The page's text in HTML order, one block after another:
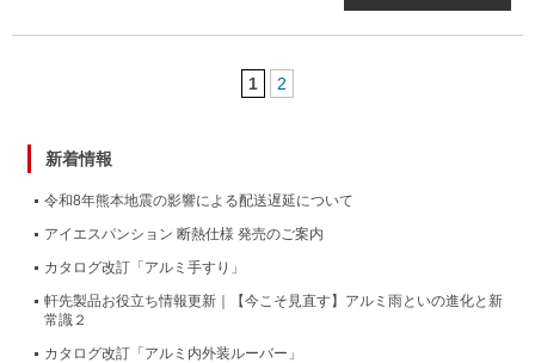
1 2
新着情報
令和8年熊本地震の影響による配送遅延について
アイエスパンション 断熱仕様 発売のご案内
カタログ改訂「アルミ手すり」
軒先製品お役立ち情報更新｜【今こそ見直す】アルミ雨といの進化と新
常識２
カタログ改訂「アルミ内外装ルーバー」